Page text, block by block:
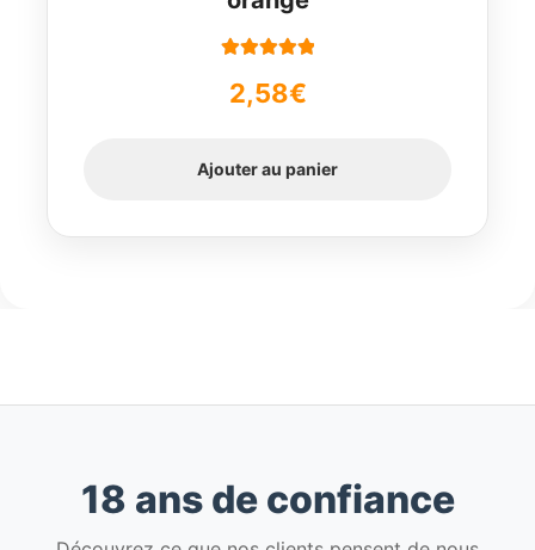
5
2,58€
Ajouter au panier
18 ans de confiance